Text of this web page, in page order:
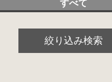
すべて
パワーアンプ
絞り込み検索